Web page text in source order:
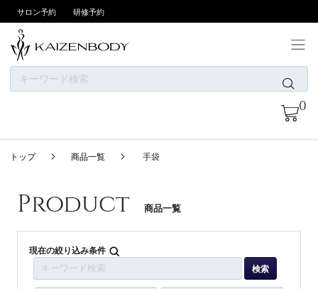
サロン予約 研修予約
0
ニュース
ブランド
会員登録/ログイン
トップ 商品一覧 手袋
Product 商品一覧
現在の絞り込み条件
検索